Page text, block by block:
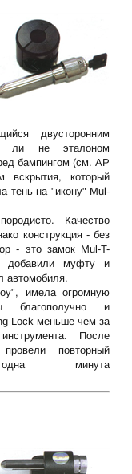
двусторонним
ли не эталоном
бампингом (см. АР
который
тень на "икону" Mul-
Качество
конструкция - без
- это замок Mul-T-
добавили муфту и
автомобиля.
имела огромную
благополучно и
Lock меньше чем за
После
повторный
одна минута